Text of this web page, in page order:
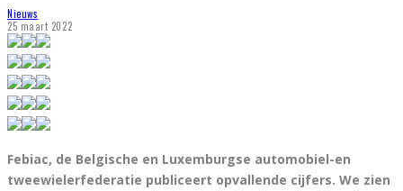
Nieuws
25 maart 2022
Febiac, de Belgische en Luxemburgse automobiel-en
tweewielerfederatie publiceert opvallende cijfers. We zien